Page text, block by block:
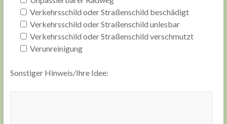
Verkehrsschild oder Straßenschild beschädigt
Verkehrsschild oder Straßenschild unlesbar
Verkehrsschild oder Straßenschild verschmutzt
Verunreinigung
Sonstiger Hinweis/Ihre Idee: